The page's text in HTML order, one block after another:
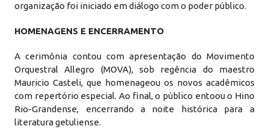
organização foi iniciado em diálogo com o poder público.
HOMENAGENS E ENCERRAMENTO
A cerimônia contou com apresentação do Movimento
Orquestral Allegro (MOVA), sob regência do maestro
Mauricio Casteli, que homenageou os novos acadêmicos
com repertório especial. Ao final, o público entoou o Hino
Rio-Grandense, encerrando a noite histórica para a
literatura getuliense.